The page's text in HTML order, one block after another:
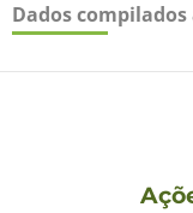
Dados compilados